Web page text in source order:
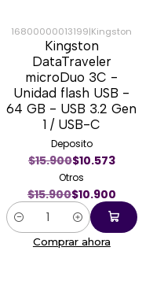
-31%
16800000013199|Kingston
Kingston
DataTraveler
microDuo 3C -
Unidad flash USB -
64 GB - USB 3.2 Gen
1 / USB-C
Deposito
$15.900$10.573
Otros
$15.900$10.900
Cantidad
Comprar ahora